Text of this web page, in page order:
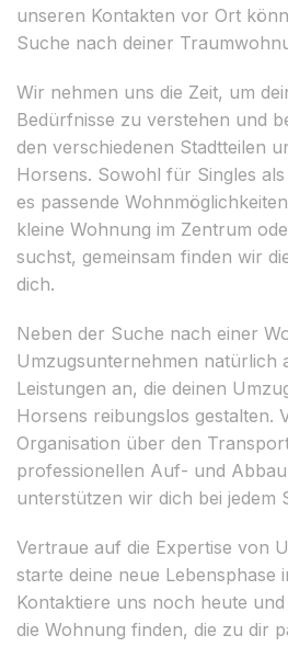
unseren Kontakten vor Ort
Suche nach deiner
Wir nehmen uns die Zeit, um
Bedürfnisse zu verstehen und
den verschiedenen Stadtteilen
Horsens. Sowohl für Singles
es passende
kleine Wohnung im Zentrum
suchst, gemeinsam finden wir
dich.
Neben der Suche nach einer
Umzugsunternehmen natürlich
Leistungen an, die deinen
Horsens reibungslos gestalten.
Organisation über den
professionellen Auf- und
unterstützen wir dich bei jedem
Vertraue auf die Expertise von
starte deine neue Lebensphase
Kontaktiere uns noch heute
die Wohnung finden, die zu dir